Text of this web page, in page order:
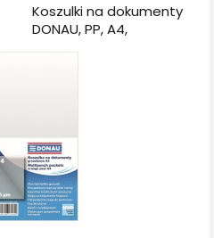
Koszulki na dokumenty
DONAU, PP, A4,